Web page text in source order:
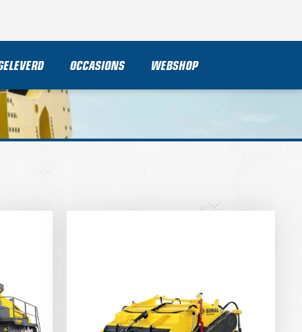
OCCASIONS WEBSHOP